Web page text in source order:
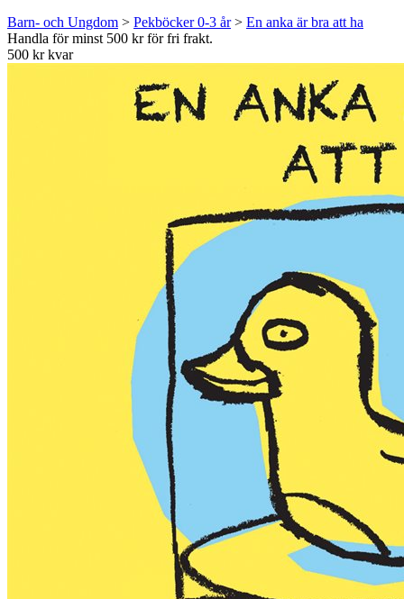
Barn- och Ungdom > Pekböcker 0-3 år> En anka är bra att ha
Handla för minst 500 kr för fri frakt.
500 kr kvar